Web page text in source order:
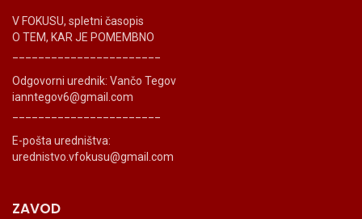
V FOKUSU, spletni časopis
O TEM, KAR JE POMEMBNO
Odgovorni urednik: Vančo Tegov
ianntegov6@gmail.com
E-pošta uredništva:
urednistvo.vfokusu@gmail.com
ZAVOD